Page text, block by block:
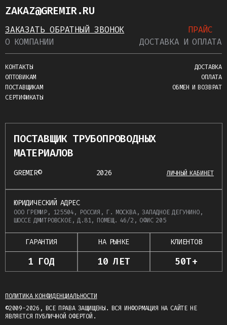
ZAKAZ@GREMIR.RU
ЗАКАЗАТЬ ОБРАТНЫЙ ЗВОНОК
ПРАЙС
О КОМПАНИИ
КОНТАКТЫ
ОПТОВИКАМ
ПОСТАВЩИКАМ
СЕРТИФИКАТЫ
ДОСТАВКА И ОПЛАТА
ДОСТАВКА
ОПЛАТА
ОБМЕН И ВОЗВРАТ
ПОСТАВЩИК ТРУБОПРОВОДНЫХ
МАТЕРИАЛОВ
GREMIR© 2026 ЛИЧНЫЙ КАБИНЕТ
ЮРИДИЧЕСКИЙ АДРЕС
ООО ГРЕМИР, 125504, РОССИЯ, Г. МОСКВА, ЗАПАДНОЕ ДЕГУНИНО,
ШОССЕ ДМИТРОВСКОЕ, Д.81, ПОМЕЩ. 46/2, ОФИС 205
ГАРАНТИЯ
1 ГОД
НА РЫНКЕ
10 ЛЕТ
КЛИЕНТОВ
50Т+
©2009-2026, ВСЕ ПРАВА ЗАЩИЩЕНЫ. ВСЯ ИНФОРМАЦИЯ НА САЙТЕ НЕ
ЯВЛЯЕТСЯ ПУБЛИЧНОЙ ОФЕРТОЙ.
ПОЛИТИКА КОНФИДЕНЦИАЛЬНОСТИ